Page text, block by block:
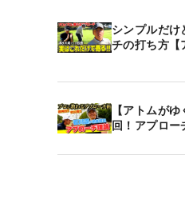
シンプルだけ
チの打ち方【
【アトムが
回！アプロー